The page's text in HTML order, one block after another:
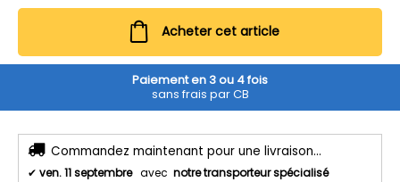
Acheter cet article
Paiement en 3 ou 4 fois
sans frais par CB
Commandez maintenant pour une livraison...
✔ ven. 11 septembre avec notre transporteur spécialisé